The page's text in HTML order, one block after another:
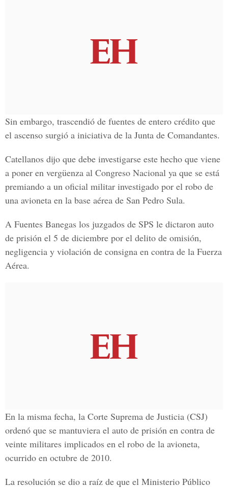
Sin embargo, trascendió de fuentes de entero crédito que
el ascenso surgió a iniciativa de la Junta de Comandantes.
Catellanos dijo que debe investigarse este hecho que viene
a poner en vergüenza al Congreso Nacional ya que se está
premiando a un oficial militar investigado por el robo de
una avioneta en la base aérea de San Pedro Sula.
A Fuentes Banegas los juzgados de SPS le dictaron auto
de prisión el 5 de diciembre por el delito de omisión,
negligencia y violación de consigna en contra de la Fuerza
Aérea.
En la misma fecha, la Corte Suprema de Justicia (CSJ)
ordenó que se mantuviera el auto de prisión en contra de
veinte militares implicados en el robo de la avioneta,
ocurrido en octubre de 2010.
La resolución se dio a raíz de que el Ministerio Público